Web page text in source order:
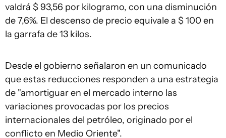
valdrá $ 93,56 por kilogramo, con una disminución
de 7,6%. El descenso de precio equivale a $ 100 en
la garrafa de 13 kilos.
Desde el gobierno señalaron en un comunicado
que estas reducciones responden a una estrategia
de "amortiguar en el mercado interno las
variaciones provocadas por los precios
internacionales del petróleo, originado por el
conflicto en Medio Oriente".